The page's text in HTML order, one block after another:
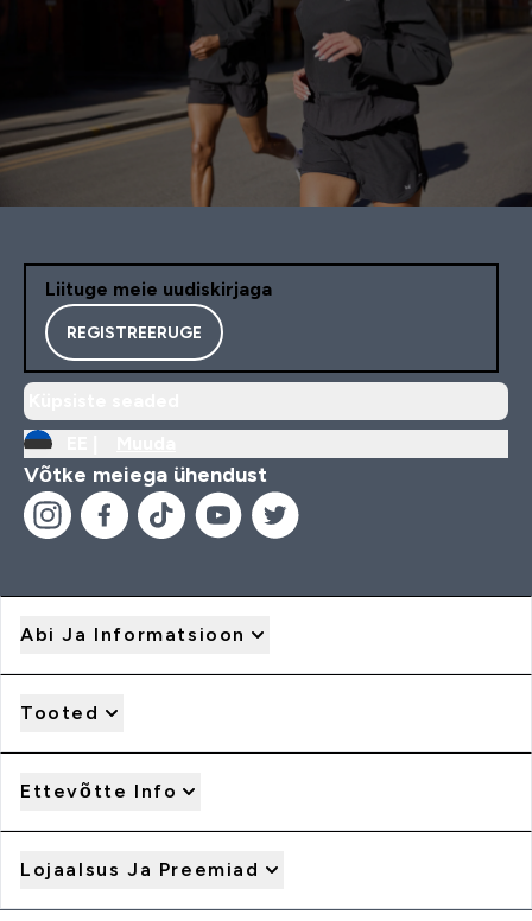
Liituge meie uudiskirjaga
REGISTREERUGE
Võtke meiega ühendust
Abi Ja Informatsioon
Tooted
Ettevõtte Info
Lojaalsus Ja Preemiad